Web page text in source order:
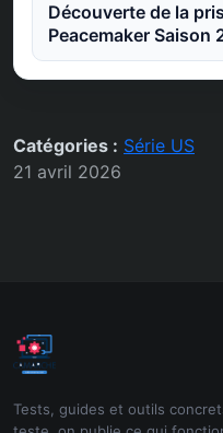
Découverte de la
Peacemaker Saison
Catégories : Série US
21 avril 2026
Tests, guides et outils